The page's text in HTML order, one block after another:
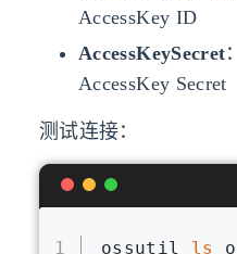
AccessKey ID
AccessKeySecret
AccessKey Secret
测试连接：
1 ossutil ls